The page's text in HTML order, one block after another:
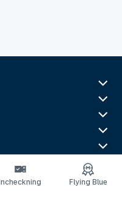
Incheckning Flying Blue